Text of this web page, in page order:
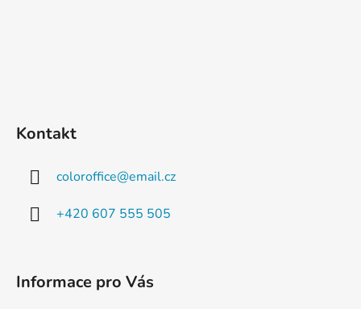
Kontakt
coloroffice@email.cz
+420 607 555 505
Informace pro Vás